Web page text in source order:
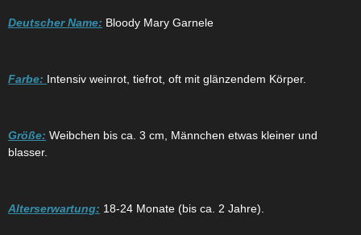
Deutscher Name: Bloody Mary Garnele
Farbe: Intensiv weinrot, tiefrot, oft mit glänzendem Körper.
Größe: Weibchen bis ca. 3 cm, Männchen etwas kleiner und
blasser.
Alterserwartung: 18-24 Monate (bis ca. 2 Jahre).